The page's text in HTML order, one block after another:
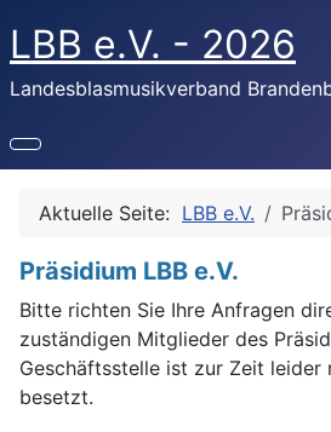
LBB e.V. - 2026
Landesblasmusikverband
Aktuelle Seite: LBB e.V.
Präsidium LBB e.V.
Bitte richten Sie Ihre Anfragen
zuständigen Mitglieder des
Geschäftsstelle ist zur Zeit leider
besetzt.